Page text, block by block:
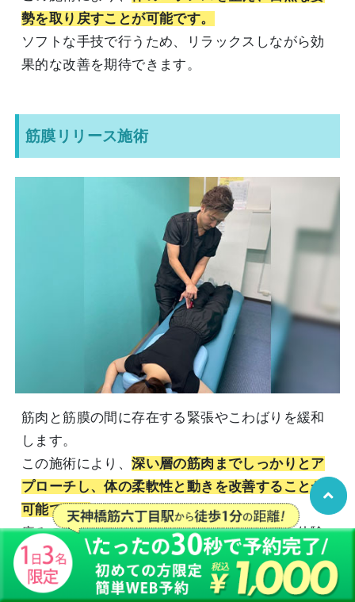
勢を取り戻すことが可能です。
ソフトな手技で行うため、リラックスしながら効
果的な改善を期待できます。
筋膜リリース施術
筋肉と筋膜の間に存在する緊張やこわばりを緩和
します。
この施術により、深い層の筋肉までしっかりとア
プローチし、体の柔軟性と動きを改善することが
可能です。
痛みの少ない方法で、心地よいリリース感を体験
できます。